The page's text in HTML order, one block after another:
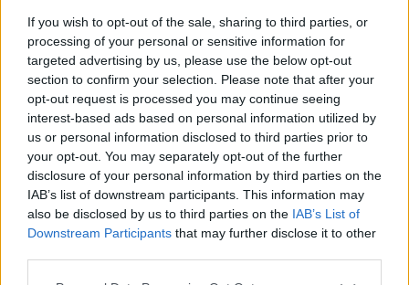
If you wish to opt-out of the sale, sharing to third parties, or
processing of your personal or sensitive information for
targeted advertising by us, please use the below opt-out
section to confirm your selection. Please note that after your
opt-out request is processed you may continue seeing
interest-based ads based on personal information utilized by
us or personal information disclosed to third parties prior to
your opt-out. You may separately opt-out of the further
disclosure of your personal information by third parties on the
IAB’s list of downstream participants. This information may
also be disclosed by us to third parties on the IAB’s List of
Downstream Participants that may further disclose it to other
veszik át, a vevő a postaköltség, biztosítási díj megfizetésére is
GALÉRIA TOVÁBBI MŰTÁRGYAI
KAPCSOLÓDÓ MŰTÁRGYAK